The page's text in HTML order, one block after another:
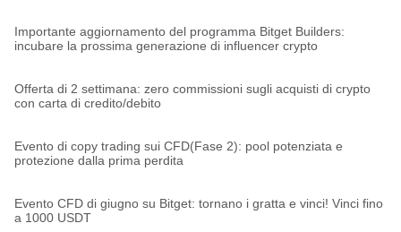
Importante aggiornamento del programma Bitget Builders:
incubare la prossima generazione di influencer crypto
Offerta di 2 settimana: zero commissioni sugli acquisti di crypto
con carta di credito/debito
Evento di copy trading sui CFD(Fase 2): pool potenziata e
protezione dalla prima perdita
Evento CFD di giugno su Bitget: tornano i gratta e vinci! Vinci fino
a 1000 USDT